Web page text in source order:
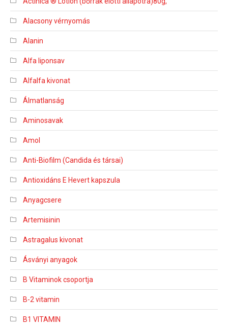
Alacsony vérnyomás
Alanin
Alfa liponsav
Alfalfa kivonat
Álmatlanság
Aminosavak
Amol
Anti-Biofilm (Candida és társai)
Antioxidáns E Hevert kapszula
Anyagcsere
Artemisinin
Astragalus kivonat
Ásványi anyagok
B Vitaminok csoportja
B-2 vitamin
B1 VITAMIN